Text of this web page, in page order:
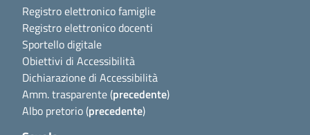
Registro elettronico famiglie
Registro elettronico docenti
Sportello digitale
Obiettivi di Accessibilità
Dichiarazione di Accessibilità
Amm. trasparente (precedente)
Albo pretorio (precedente)